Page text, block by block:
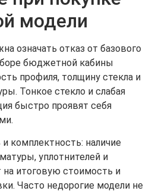
модели
означать отказ от базового
бюджетной кабины
профиля, толщину стекла и
Тонкое стекло и слабая
быстро проявят себя
комплектность: наличие
уплотнителей и
на итоговую стоимость и
Часто недорогие модели не